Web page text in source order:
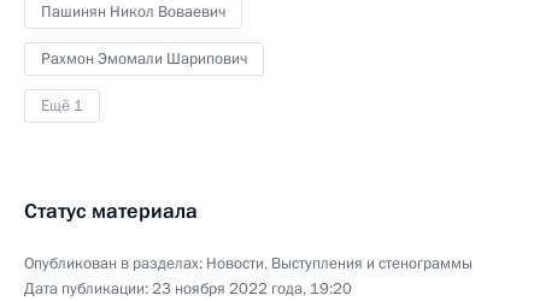
Пашинян Никол Воваевич
Рахмон Эмомали Шарипович
Ещё 1
Статус материала
Опубликован в разделах: Новости, Выступления и стенограммы
Дата публикации:23 ноября 2022 года, 19:20